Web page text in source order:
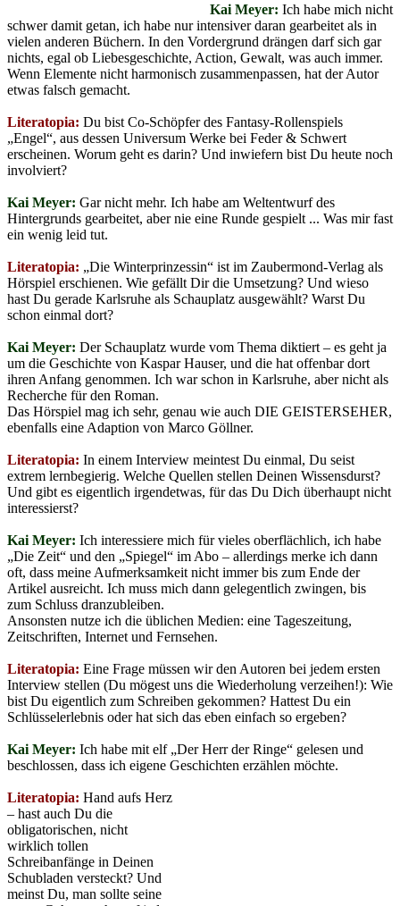
Kai Meyer: Ich habe mich nicht
schwer damit getan, ich habe nur intensiver daran gearbeitet als in
vielen anderen Büchern. In den Vordergrund drängen darf sich gar
nichts, egal ob Liebesgeschichte, Action, Gewalt, was auch immer.
Wenn Elemente nicht harmonisch zusammenpassen, hat der Autor
etwas falsch gemacht.
Literatopia: Du bist Co-Schöpfer des Fantasy-Rollenspiels
„Engel“, aus dessen Universum Werke bei Feder & Schwert
erscheinen. Worum geht es darin? Und inwiefern bist Du heute noch
involviert?
Kai Meyer: Gar nicht mehr. Ich habe am Weltentwurf des
Hintergrunds gearbeitet, aber nie eine Runde gespielt ... Was mir fast
ein wenig leid tut.
Literatopia: „Die Winterprinzessin“ ist im Zaubermond-Verlag als
Hörspiel erschienen. Wie gefällt Dir die Umsetzung? Und wieso
hast Du gerade Karlsruhe als Schauplatz ausgewählt? Warst Du
schon einmal dort?
Kai Meyer: Der Schauplatz wurde vom Thema diktiert – es geht ja
um die Geschichte von Kaspar Hauser, und die hat offenbar dort
ihren Anfang genommen. Ich war schon in Karlsruhe, aber nicht als
Recherche für den Roman.
Das Hörspiel mag ich sehr, genau wie auch DIE GEISTERSEHER,
ebenfalls eine Adaption von Marco Göllner.
Literatopia: In einem Interview meintest Du einmal, Du seist
extrem lernbegierig. Welche Quellen stellen Deinen Wissensdurst?
Und gibt es eigentlich irgendetwas, für das Du Dich überhaupt nicht
interessierst?
Kai Meyer: Ich interessiere mich für vieles oberflächlich, ich habe
„Die Zeit“ und den „Spiegel“ im Abo – allerdings merke ich dann
oft, dass meine Aufmerksamkeit nicht immer bis zum Ende der
Artikel ausreicht. Ich muss mich dann gelegentlich zwingen, bis
zum Schluss dranzubleiben.
Ansonsten nutze ich die üblichen Medien: eine Tageszeitung,
Zeitschriften, Internet und Fernsehen.
Literatopia: Eine Frage müssen wir den Autoren bei jedem ersten
Interview stellen (Du mögest uns die Wiederholung verzeihen!): Wie
bist Du eigentlich zum Schreiben gekommen? Hattest Du ein
Schlüsselerlebnis oder hat sich das eben einfach so ergeben?
Kai Meyer: Ich habe mit elf „Der Herr der Ringe“ gelesen und
beschlossen, dass ich eigene Geschichten erzählen möchte.
Literatopia: Hand aufs Herz
– hast auch Du die
obligatorischen, nicht
wirklich tollen
Schreibanfänge in Deinen
Schubladen versteckt? Und
meinst Du, man sollte seine